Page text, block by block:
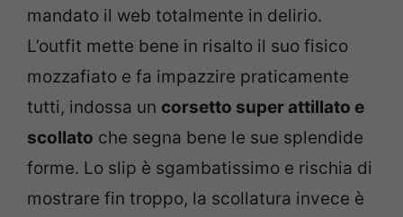
mandato il web totalmente in delirio.
L’outfit mette bene in risalto il suo fisico
mozzafiato e fa impazzire praticamente
tutti, indossa un corsetto super attillato e
scollato che segna bene le sue splendide
forme. Lo slip è sgambatissimo e rischia di
mostrare fin troppo, la scollatura invece è